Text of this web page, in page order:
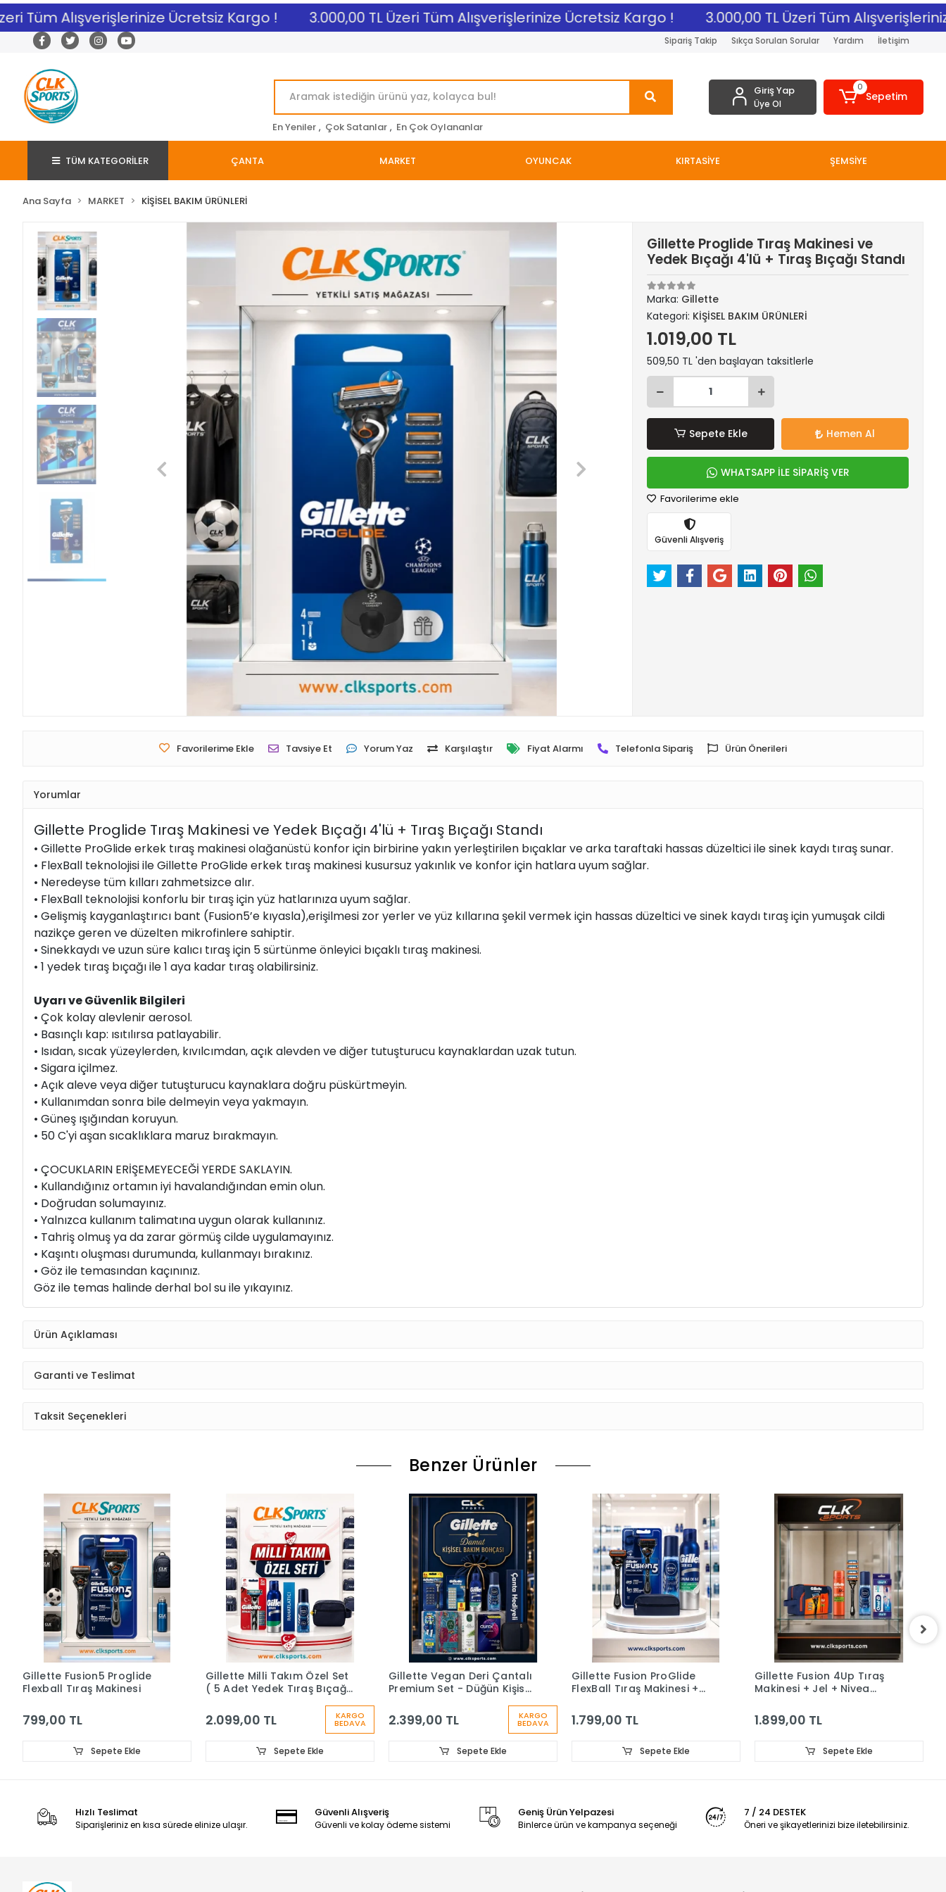
Tüm Alışverişlerinize Ücretsiz Kargo ! 3.000,00 TL Üzeri Tüm Alışverişlerinize Ücretsiz Kargo ! 3.000,00 TL Üzeri Tüm
Sipariş Takip Sıkça Sorulan Sorular Yardım İletişim
En Yeniler , Çok Satanlar , En Çok Oylananlar
Giriş Yap
Üye Ol
0
Sepetim
TÜM KATEGORİLER ÇANTA MARKET OYUNCAK KIRTASİYE ŞEMSİYE
Ana Sayfa MARKET KİŞİSEL BAKIM ÜRÜNLERİ
Gillette Proglide Tıraş Makinesi ve
Yedek Bıçağı 4'lü + Tıraş Bıçağı Standı
Marka: Gillette
Kategori: KİŞİSEL BAKIM ÜRÜNLERİ
1.019,00 TL
509,50 TL 'den başlayan taksitlerle
Sepete Ekle Hemen Al
WHATSAPP İLE SİPARİŞ VER
Favorilerime ekle
Güvenli Alışveriş
Favorilerime Ekle Tavsiye Et Yorum Yaz Karşılaştır Fiyat Alarmı Telefonla Sipariş Ürün Önerileri
Yorumlar
Gillette Proglide Tıraş Makinesi ve Yedek Bıçağı 4'lü + Tıraş Bıçağı Standı
• Gillette ProGlide erkek tıraş makinesi olağanüstü konfor için birbirine yakın yerleştirilen bıçaklar ve arka taraftaki hassas düzeltici ile sinek kaydı tıraş sunar.
• FlexBall teknolojisi ile Gillette ProGlide erkek tıraş makinesi kusursuz yakınlık ve konfor için hatlara uyum sağlar.
• Neredeyse tüm kılları zahmetsizce alır.
• FlexBall teknolojisi konforlu bir tıraş için yüz hatlarınıza uyum sağlar.
• Gelişmiş kayganlaştırıcı bant (Fusion5’e kıyasla),erişilmesi zor yerler ve yüz kıllarına şekil vermek için hassas düzeltici ve sinek kaydı tıraş için yumuşak cildi
nazikçe geren ve düzelten mikrofinlere sahiptir.
• Sinekkaydı ve uzun süre kalıcı tıraş için 5 sürtünme önleyici bıçaklı tıraş makinesi.
• 1 yedek tıraş bıçağı ile 1 aya kadar tıraş olabilirsiniz.
Uyarı ve Güvenlik Bilgileri
• Çok kolay alevlenir aerosol.
• Basınçlı kap: ısıtılırsa patlayabilir.
• Isıdan, sıcak yüzeylerden, kıvılcımdan, açık alevden ve diğer tutuşturucu kaynaklardan uzak tutun.
• Sigara içilmez.
• Açık aleve veya diğer tutuşturucu kaynaklara doğru püskürtmeyin.
• Kullanımdan sonra bile delmeyin veya yakmayın.
• Güneş ışığından koruyun.
• 50 C'yi aşan sıcaklıklara maruz bırakmayın.
• ÇOCUKLARIN ERİŞEMEYECEĞİ YERDE SAKLAYIN.
• Kullandığınız ortamın iyi havalandığından emin olun.
• Doğrudan solumayınız.
• Yalnızca kullanım talimatına uygun olarak kullanınız.
• Tahriş olmuş ya da zarar görmüş cilde uygulamayınız.
• Kaşıntı oluşması durumunda, kullanmayı bırakınız.
• Göz ile temasından kaçınınız.
Göz ile temas halinde derhal bol su ile yıkayınız.
Ürün Açıklaması
Garanti ve Teslimat
Taksit Seçenekleri
Benzer Ürünler
Gillette Fusion5 Proglide
Flexball Tıraş Makinesi
799,00 TL
Sepete Ekle
Gillette Milli Takım Özel Set
( 5 Adet Yedek Tıraş Bıçağı
DeodorantÇanta)
2.099,00 TL KARGO
BEDAVA
Sepete Ekle
Gillette Vegan Deri Çantalı
Premium Set - Düğün Kişisel
2.399,00 TL KARGO
BEDAVA
Sepete Ekle
Gillette Fusion ProGlide
FlexBall Tıraş Makinesi +
Köpük , Seyahat Çantası
1.799,00 TL
Sepete Ekle
Gillette Fusion 4Up Tıraş
Makinesi + Jel + Nivea
Diş Fırçası + Çanta
1.899,00 TL
Sepete Ekle
Hızlı Teslimat
Siparişleriniz en kısa sürede elinize ulaşır.
Güvenli Alışveriş
Güvenli ve kolay ödeme sistemi
Geniş Ürün Yelpazesi
Binlerce ürün ve kampanya seçeneği
7 / 24 DESTEK
Öneri ve şikayetlerinizi bize iletebilirsiniz.